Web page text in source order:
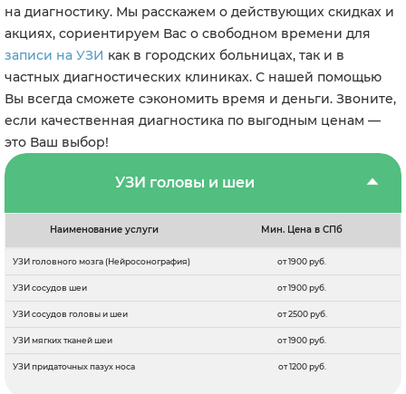
на диагностику. Мы расскажем о действующих скидках и
акциях, сориентируем Вас о свободном времени для
записи на УЗИ как в городских больницах, так и в
частных диагностических клиниках. С нашей помощью
Вы всегда сможете сэкономить время и деньги. Звоните,
если качественная диагностика по выгодным ценам —
это Ваш выбор!
УЗИ головы и шеи
Наименование услуги Мин. Цена в СПб
УЗИ головного мозга (Нейросонография) от 1900 руб.
УЗИ сосудов шеи от 1900 руб.
УЗИ сосудов головы и шеи от 2500 руб.
УЗИ мягких тканей шеи от 1900 руб.
УЗИ придаточных пазух носа от 1200 руб.